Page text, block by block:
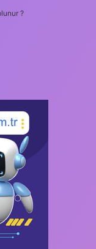
?